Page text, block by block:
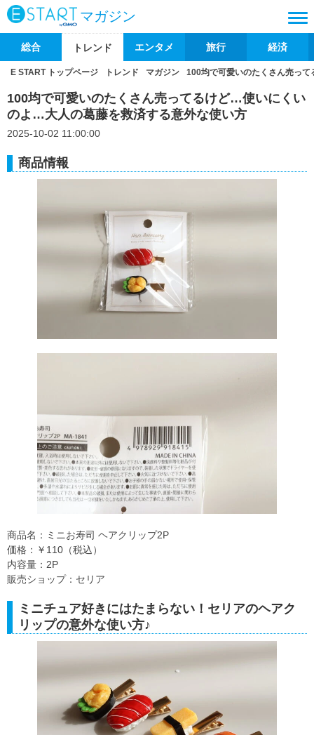
マガジン
総合 トレンド エンタメ 旅行 経済
E START トップページ トレンド マガジン 100均で可愛いのたくさん売っ
100均で可愛いのたくさん売ってるけど…使いにくい
のよ…大人の葛藤を救済する意外な使い方
2025-10-02 11:00:00
商品情報
商品名：ミニお寿司 ヘアクリップ2P
価格：￥110（税込）
内容量：2P
販売ショップ：セリア
ミニチュア好きにはたまらない！セリアのヘアク
リップの意外な使い方♪